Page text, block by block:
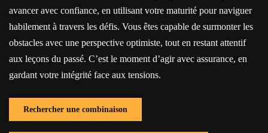
avancer avec confiance, en utilisant votre maturité pour naviguer
habilement à travers les défis. Vous êtes capable de surmonter les
obstacles avec une perspective optimiste, tout en restant attentif
aux leçons du passé. C’est le moment d’agir avec assurance, en
gardant votre intégrité face aux tensions.
Rechercher une combinaison